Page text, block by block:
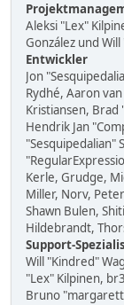
Aleksi "Lex"
González und
Entwickler
Jon
Rydhé, Aaron
Kristiansen, Brad
Hendrik Jan
"Sesquipedalian"
Kerle, Grudge,
Miller, Norv,
Shawn Bulen,
Hildebrandt,
Support-
Will "Kindred"
"Lex" Kilpinen,
Bruno